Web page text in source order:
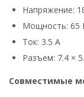
Напряжение:
Мощность: 65
Ток: 3.5 А
Разъем: 7.4 ×
Совместимые